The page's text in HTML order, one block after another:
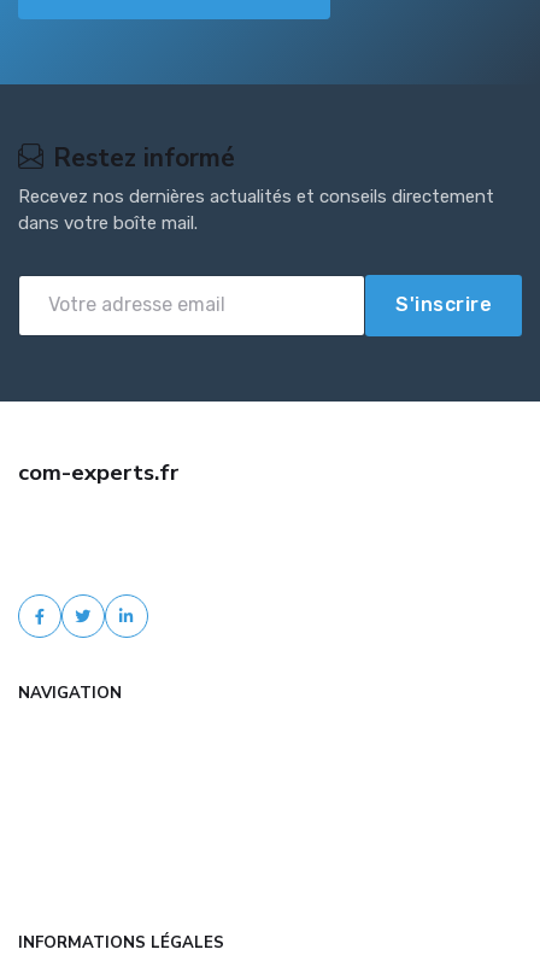
Restez informé
Recevez nos dernières actualités et conseils directement
dans votre boîte mail.
S'inscrire
com-experts.fr
NAVIGATION
INFORMATIONS LÉGALES